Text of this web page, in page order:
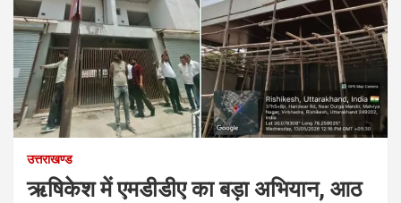
उत्तराखण्ड
ऋषिकेश में एमडीडीए का बड़ा अभियान, आठ